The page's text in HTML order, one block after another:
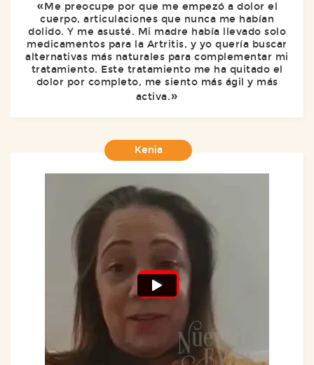
Me preocupe por que me empezó a dolor el
cuerpo, articulaciones que nunca me habían
dolido. Y me asusté. Mi madre había llevado solo
medicamentos para la Artritis, y yo quería buscar
alternativas más naturales para complementar mi
tratamiento. Este tratamiento me ha quitado el
dolor por completo, me siento más ágil y más
activa.
Kenia